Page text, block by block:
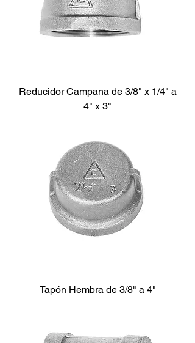
Reducidor Campana de 3/8" x 1/4" a
4" x 3"
Tapón Hembra de 3/8" a 4"